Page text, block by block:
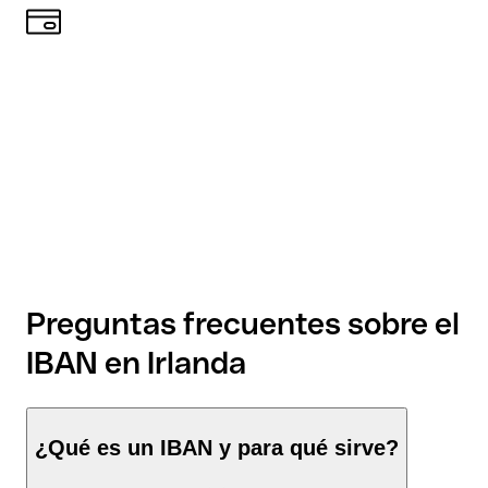
Preguntas frecuentes sobre el
IBAN en Irlanda
¿Qué es un IBAN y para qué sirve?